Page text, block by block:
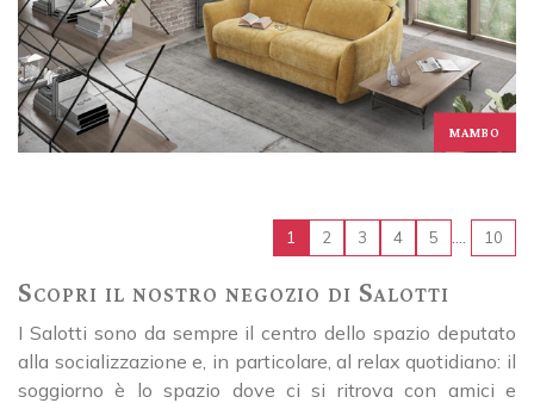
MAMBO
1 2 3 4 5 10
Scopri il nostro negozio di Salotti
I Salotti sono da sempre il centro dello spazio deputato
alla socializzazione e, in particolare, al relax quotidiano: il
soggiorno è lo spazio dove ci si ritrova con amici e